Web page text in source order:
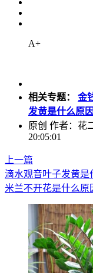
A+
相关专题： 金
发黄是什么原因
原创 作者：花
20:05:01
上一篇
滴水观音叶子发黄是
米兰不开花是什么